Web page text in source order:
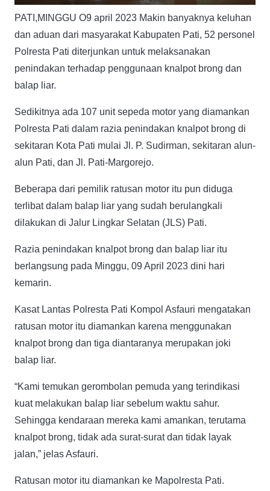
PATI,MINGGU O9 april 2023 Makin banyaknya keluhan
dan aduan dari masyarakat Kabupaten Pati, 52 personel
Polresta Pati diterjunkan untuk melaksanakan
penindakan terhadap penggunaan knalpot brong dan
balap liar.
Sedikitnya ada 107 unit sepeda motor yang diamankan
Polresta Pati dalam razia penindakan knalpot brong di
sekitaran Kota Pati mulai Jl. P. Sudirman, sekitaran alun-
alun Pati, dan Jl. Pati-Margorejo.
Beberapa dari pemilik ratusan motor itu pun diduga
terlibat dalam balap liar yang sudah berulangkali
dilakukan di Jalur Lingkar Selatan (JLS) Pati.
Razia penindakan knalpot brong dan balap liar itu
berlangsung pada Minggu, 09 April 2023 dini hari
kemarin.
Kasat Lantas Polresta Pati Kompol Asfauri mengatakan
ratusan motor itu diamankan karena menggunakan
knalpot brong dan tiga diantaranya merupakan joki
balap liar.
“Kami temukan gerombolan pemuda yang terindikasi
kuat melakukan balap liar sebelum waktu sahur.
Sehingga kendaraan mereka kami amankan, terutama
knalpot brong, tidak ada surat-surat dan tidak layak
jalan,” jelas Asfauri.
Ratusan motor itu diamankan ke Mapolresta Pati.